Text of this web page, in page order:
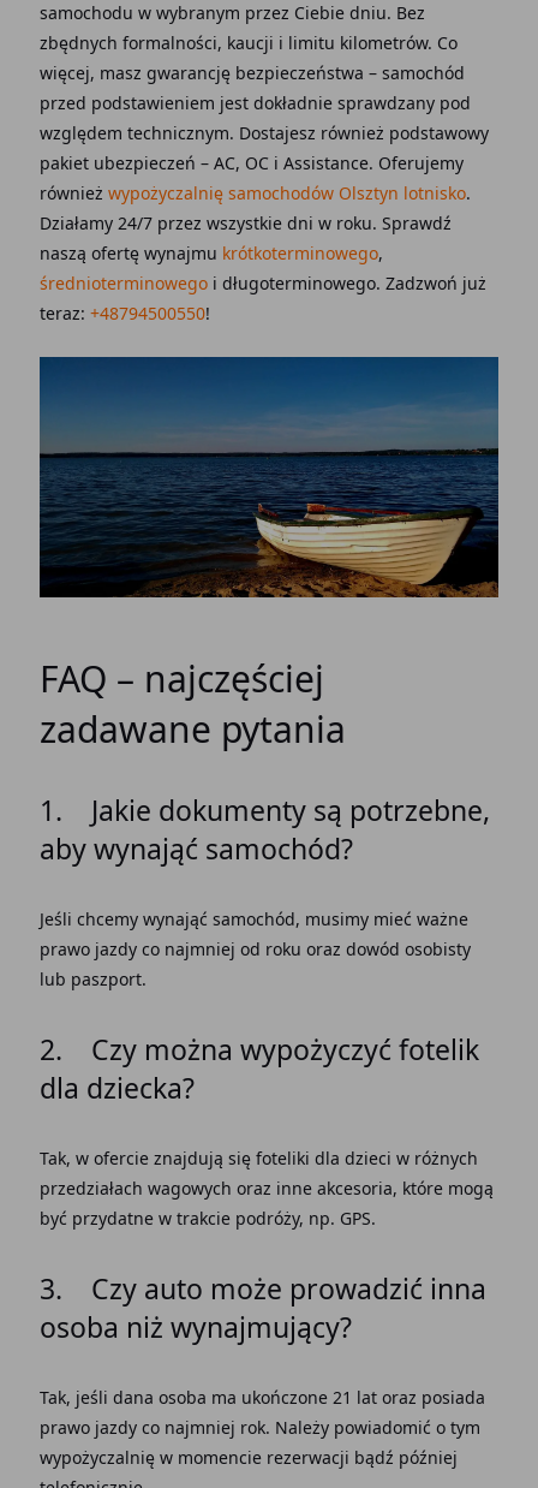
samochodu w wybranym przez Ciebie dniu. Bez
zbędnych formalności, kaucji i limitu kilometrów. Co
więcej, masz gwarancję bezpieczeństwa – samochód
przed podstawieniem jest dokładnie sprawdzany pod
względem technicznym. Dostajesz również podstawowy
pakiet ubezpieczeń – AC, OC i Assistance. Oferujemy
również wypożyczalnię samochodów Olsztyn lotnisko.
Działamy 24/7 przez wszystkie dni w roku. Sprawdź
naszą ofertę wynajmu krótkoterminowego,
średnioterminowegoi długoterminowego. Zadzwoń już
teraz: +48794500550!
FAQ – najczęściej
zadawane pytania
1. Jakie dokumenty są potrzebne,
aby wynająć samochód?
Jeśli chcemy wynająć samochód, musimy mieć ważne
prawo jazdy co najmniej od roku oraz dowód osobisty
lub paszport.
2. Czy można wypożyczyć fotelik
dla dziecka?
Tak, w ofercie znajdują się foteliki dla dzieci w różnych
przedziałach wagowych oraz inne akcesoria, które mogą
być przydatne w trakcie podróży, np. GPS.
3. Czy auto może prowadzić inna
osoba niż wynajmujący?
Tak, jeśli dana osoba ma ukończone 21 lat oraz posiada
prawo jazdy co najmniej rok. Należy powiadomić o tym
wypożyczalnię w momencie rezerwacji bądź później